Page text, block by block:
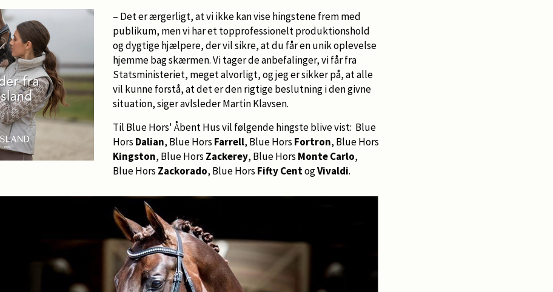
– Det er ærgerligt, at vi ikke kan vise hingstene frem med
publikum, men vi har et topprofessionelt produktionshold
og dygtige hjælpere, der vil sikre, at du får en unik oplevelse
hjemme bag skærmen. Vi tager de anbefalinger, vi får fra
Statsministeriet, meget alvorligt, og jeg er sikker på, at alle
vil kunne forstå, at det er den rigtige beslutning i den givne
situation, siger avlsleder Martin Klavsen.
Til Blue Hors' Åbent Hus vil følgende hingste blive vist: Blue
Hors Dalian, Blue Hors Farrell, Blue Hors Fortron, Blue Hors
Kingston, Blue Hors Zackerey, Blue Hors Monte Carlo,
Blue Hors Zackorado, Blue Hors Fifty CentogVivaldi.